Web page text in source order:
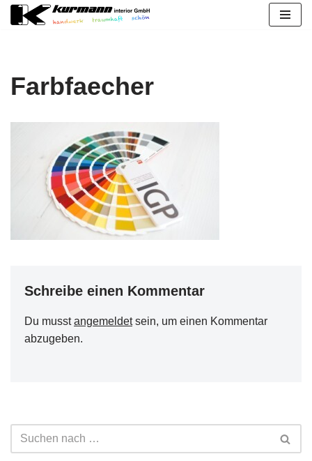
Farbfaecher
Schreibe einen Kommentar
Du musstangemeldetsein, um einen Kommentar
abzugeben.